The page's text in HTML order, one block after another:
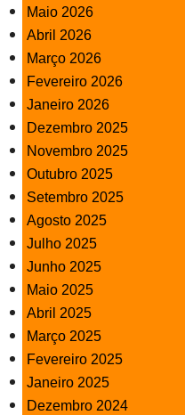
Maio 2026
Abril 2026
Março 2026
Fevereiro 2026
Janeiro 2026
Dezembro 2025
Novembro 2025
Outubro 2025
Setembro 2025
Agosto 2025
Julho 2025
Junho 2025
Maio 2025
Abril 2025
Março 2025
Fevereiro 2025
Janeiro 2025
Dezembro 2024